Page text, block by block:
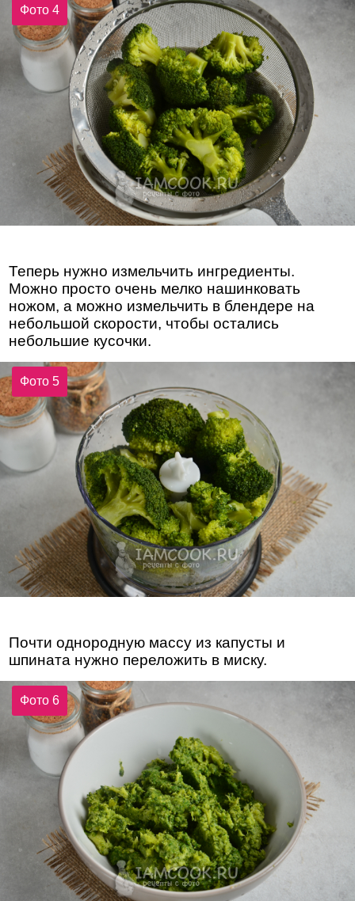
Фото 4
Теперь нужно измельчить ингредиенты.
Можно просто очень мелко нашинковать
ножом, а можно измельчить в блендере на
небольшой скорости, чтобы остались
небольшие кусочки.
Фото 5
Почти однородную массу из капусты и
шпината нужно переложить в миску.
Фото 6